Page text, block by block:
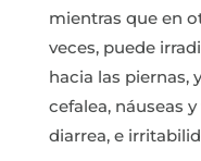
mientras que en
veces, puede
hacia las piernas,
cefalea, náuseas
diarrea, e